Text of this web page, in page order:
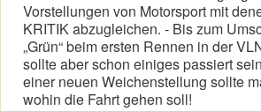
Vorstellungen von Motorsport mit
KRITIK abzugleichen. - Bis zum
„Grün“ beim ersten Rennen in der
sollte aber schon einiges passiert
einer neuen Weichenstellung sollte
wohin die Fahrt gehen soll!